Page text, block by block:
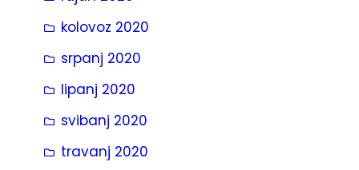
kolovoz 2020
srpanj 2020
lipanj 2020
svibanj 2020
travanj 2020